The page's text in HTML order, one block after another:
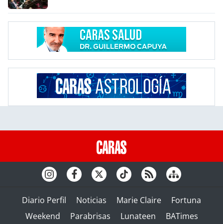
Diario Perfil Noticias Marie Claire
Fortuna
Weekend
Parabrisas Lunateen BATimes